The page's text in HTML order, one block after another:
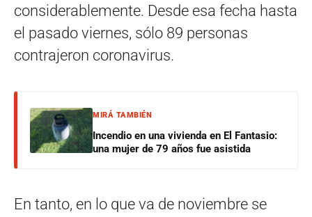
considerablemente. Desde esa fecha hasta
el pasado viernes, sólo 89 personas
contrajeron coronavirus.
MIRÁ TAMBIÉN
Incendio en una vivienda en El Fantasio:
una mujer de 79 años fue asistida
En tanto, en lo que va de noviembre se